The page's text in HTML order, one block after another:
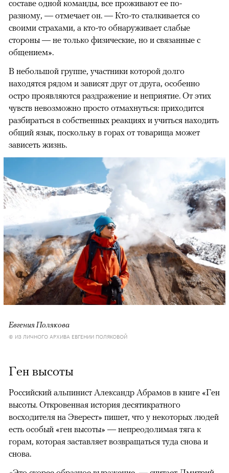
составе одной команды, все проживают ее по-
разному, — отмечает он. — Кто-то сталкивается со
своими страхами, а кто-то обнаруживает слабые
стороны — не только физические, но и связанные с
общением».
В небольшой группе, участники которой долго
находятся рядом и зависят друг от друга, особенно
остро проявляются раздражение и неприятие. От этих
чувств невозможно просто отмахнуться: приходится
разбираться в собственных реакциях и учиться находить
общий язык, поскольку в горах от товарища может
зависеть жизнь.
Евгения Полякова
© ИЗ ЛИЧНОГО АРХИВА ЕВГЕНИИ ПОЛЯКОВОЙ
Ген высоты
Российский альпинист Александр Абрамов в книге «Ген
высоты. Откровенная история десятикратного
восходителя на Эверест» пишет, что у некоторых людей
есть особый «ген высоты» — непреодолимая тяга к
горам, которая заставляет возвращаться туда снова и
снова.